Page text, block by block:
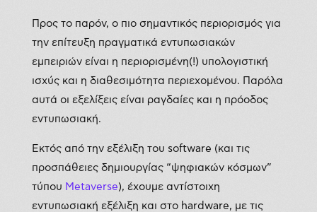
Προς το παρόν, ο πιο σημαντικός περιορισμός για
την επίτευξη πραγματικά εντυπωσιακών
εμπειριών είναι η περιορισμένη(!) υπολογιστική
ισχύς και η διαθεσιμότητα περιεχομένου. Παρόλα
αυτά οι εξελίξεις είναι ραγδαίες και η πρόοδος
εντυπωσιακή.
Εκτός από την εξέλιξη του software (και τις
προσπάθειες δημιουργίας “ψηφιακών κόσμων”
τύπου Metaverse), έχουμε αντίστοιχη
εντυπωσιακή εξέλιξη και στο hardware, με τις